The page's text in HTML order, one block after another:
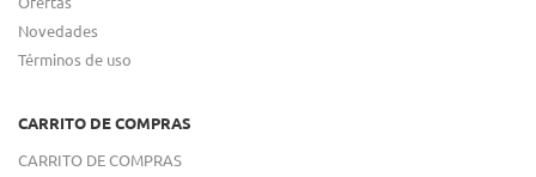
Novedades
Términos de uso
CARRITO DE COMPRAS
CARRITO DE COMPRAS